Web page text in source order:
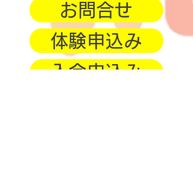
お問合せ
体験申込み
入会申込み